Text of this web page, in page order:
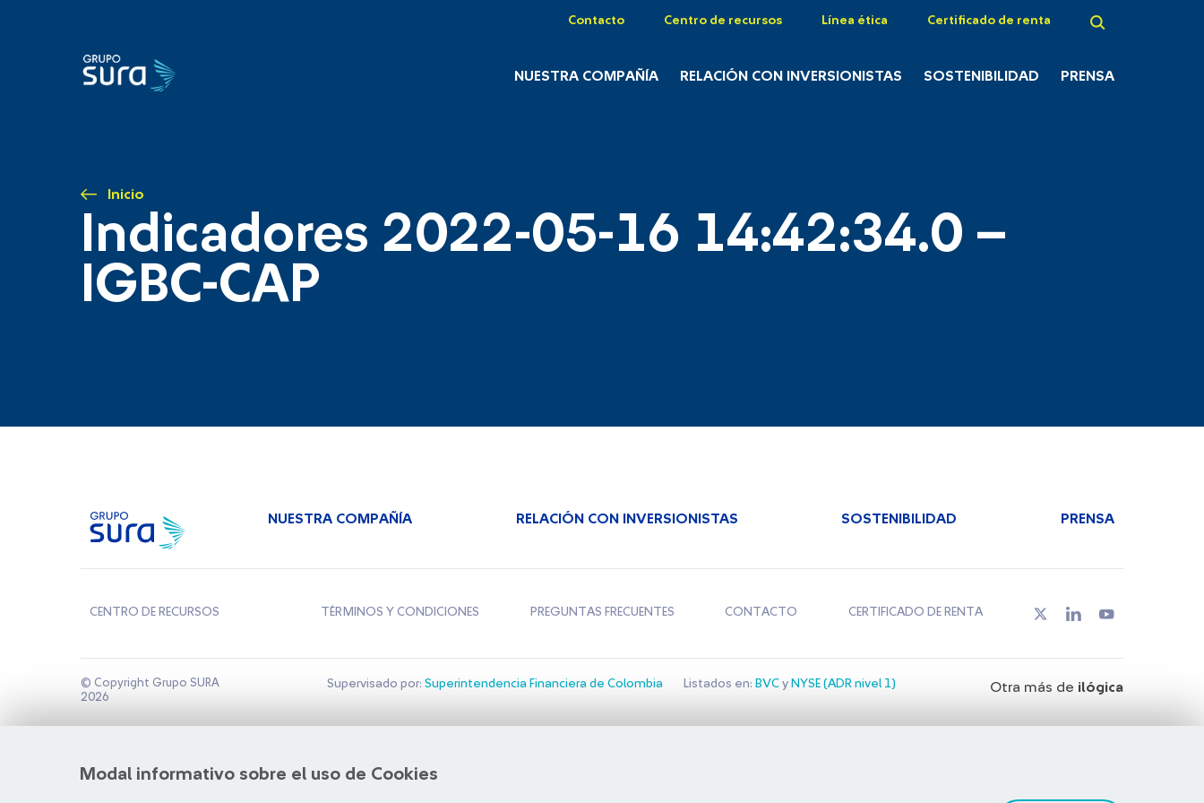
Contacto Centro de recursos Línea ética Certificado de renta
NUESTRA COMPAÑÍA RELACIÓN CON INVERSIONISTAS SOSTENIBILIDAD PRENSA
Inicio
Indicadores 2022-05-16 14:42:34.0 –
IGBC-CAP
Modal informativo sobre el uso de Cookies
NUESTRA COMPAÑÍA RELACIÓN CON INVERSIONISTAS SOSTENIBILIDAD PRENSA
CENTRO DE RECURSOS TÉRMINOS Y CONDICIONES PREGUNTAS FRECUENTES CONTACTO CERTIFICADO DE RENTA
© Copyright Grupo SURA
2026
Supervisado por: Superintendencia Financiera de Colombia Listados en: BVCy NYSE (ADR nivel 1) Otra más de ilógica